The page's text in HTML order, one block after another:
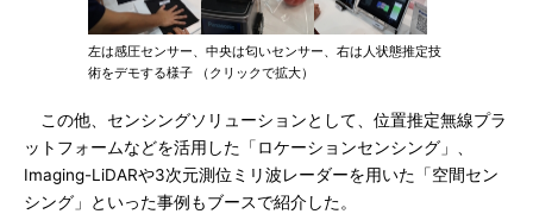
左は感圧センサー、中央は匂いセンサー、右は人状態推定技
術をデモする様子 （クリックで拡大）
この他、センシングソリューションとして、位置推定無線プラ
ットフォームなどを活用した「ロケーションセンシング」、
Imaging-LiDARや3次元測位ミリ波レーダーを用いた「空間セン
シング」といった事例もブースで紹介した。